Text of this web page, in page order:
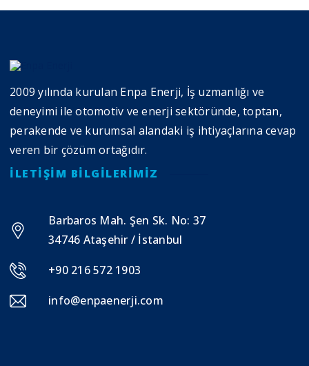
2009 yılında kurulan Enpa Enerji, İş uzmanlığı ve
deneyimi ile otomotiv ve enerji sektöründe, toptan,
perakende ve kurumsal alandaki iş ihtiyaçlarına cevap
veren bir çözüm ortağıdır.
İLETIŞIM BILGILERIMIZ
Barbaros Mah. Şen Sk. No: 37
34746 Ataşehir / İstanbul
+90 216 572 1903
info@enpaenerji.com